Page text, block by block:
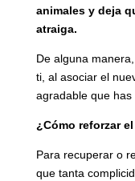
animales y deja
atraiga.
De alguna
ti, al asociar el
agradable que has
¿Cómo reforzar
Para recuperar o
que tanta